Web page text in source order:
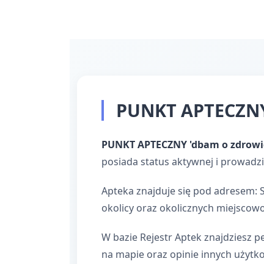
PUNKT
PUNKT APTECZNY 'dbam o
posiada status aktywnej i
Apteka znajduje się pod adresem:
okolicy oraz okolicznych
W bazie Rejestr Aptek znajdziesz
na mapie oraz opinie innych